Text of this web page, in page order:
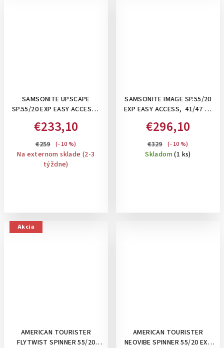
SAMSONITE UPSCAPE
SP.55/20 EXP EASY ACCESS -
KUFOR 42–48 L S
PRIEHRADKOU NA
NOTEBOOK: SAGE
€233,10
€259 (–10 %)
Na externom sklade (2-3
týždne)
SAMSONITE IMAGE SP.55/20
EXP EASY ACCESS, 41/47 L -
KUFOR S ODDELENÍM NA
NOTEBOOK,
PERSONALIZAČNÉ NÁLEPKY:
ROSE
€296,10
€329 (–10 %)
Skladom(1 ks)
Akcia
AMERICAN TOURISTER
FLYTWIST SPINNER 55/20
AMERICAN TOURISTER
NEOVIBE SPINNER 55/20 EXP